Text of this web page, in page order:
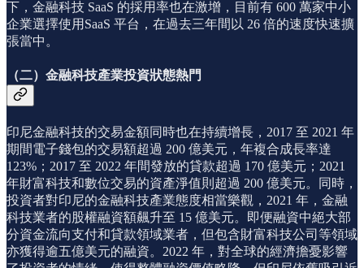
下，金融科技 SaaS 的採用率也在激增，目前有 600 萬家中小
企業選擇使用SaaS 平台，在過去三年間以 26 倍的速度快速擴
張當中。
（二）金融科技產業投資狀態熱門
印尼金融科技的交易金額同時也在持續增長，2017 至 2021 年
期間電子錢包的交易額超過 200 億美元，年複合成長率達
123%；2017 至 2022 年間發放的貸款超過 170 億美元；2021
年財富科技和數位交易的資產淨值則超過 200 億美元。同時，
投資者對印尼的金融科技產業態度相當樂觀，2021 年，金融
科技業者的股權融資額飆升至 15 億美元。即便融資中絕大部
分資金流向支付和貸款領域業者，但包含財富科技公司等領域
亦獲得逾五億美元的融資。2022 年，對全球的經濟擔憂影響